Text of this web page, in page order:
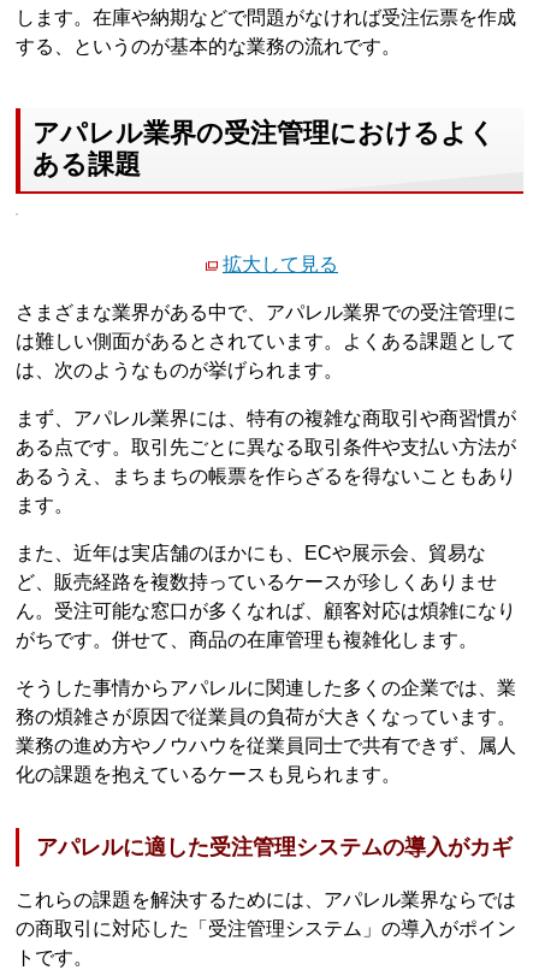
します。在庫や納期などで問題がなければ受注伝票を作成
する、というのが基本的な業務の流れです。
アパレル業界の受注管理におけるよく
ある課題
拡大して見る
さまざまな業界がある中で、アパレル業界での受注管理に
は難しい側面があるとされています。よくある課題として
は、次のようなものが挙げられます。
まず、アパレル業界には、特有の複雑な商取引や商習慣が
ある点です。取引先ごとに異なる取引条件や支払い方法が
あるうえ、まちまちの帳票を作らざるを得ないこともあり
ます。
また、近年は実店舗のほかにも、ECや展示会、貿易な
ど、販売経路を複数持っているケースが珍しくありませ
ん。受注可能な窓口が多くなれば、顧客対応は煩雑になり
がちです。併せて、商品の在庫管理も複雑化します。
そうした事情からアパレルに関連した多くの企業では、業
務の煩雑さが原因で従業員の負荷が大きくなっています。
業務の進め方やノウハウを従業員同士で共有できず、属人
化の課題を抱えているケースも見られます。
アパレルに適した受注管理システムの導入がカギ
これらの課題を解決するためには、アパレル業界ならでは
の商取引に対応した「受注管理システム」の導入がポイン
トです。